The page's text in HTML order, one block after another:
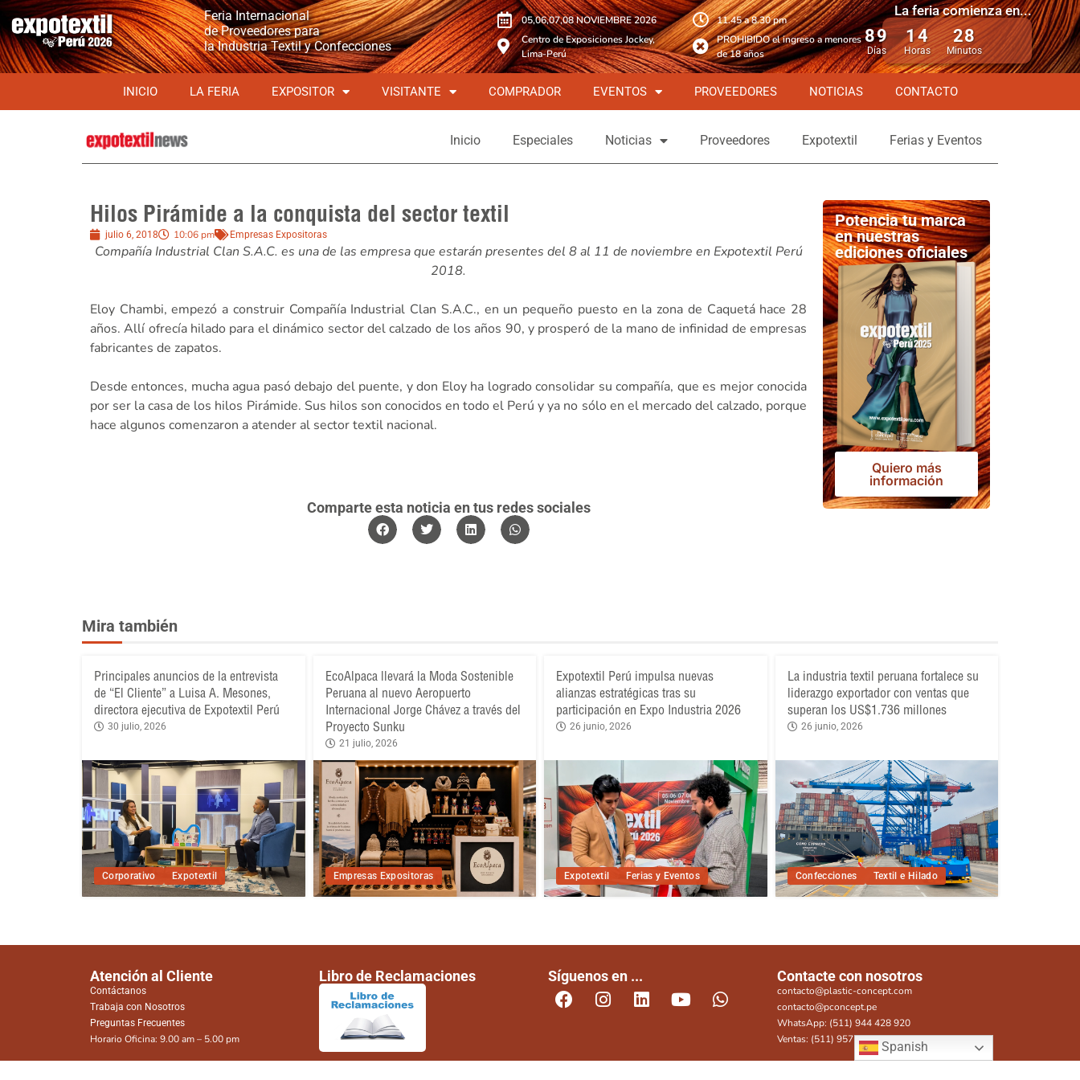
Feria Internacional
de Proveedores para
la Industria Textil y Confecciones
05,06,07,08 NOVIEMBRE 2026
Centro de Exposiciones Jockey,
Lima-Perú
11.45 a 8.30 pm
PROHIBIDO el ingreso a menores
de 18 años
La feria comienza en...
89
Días
14
Horas
28
Minutos
INICIO LA FERIA EXPOSITOR VISITANTE COMPRADOR EVENTOS PROVEEDORES NOTICIAS CONTACTO
Inicio Especiales Noticias Proveedores Expotextil Ferias y Eventos
Hilos Pirámide a la conquista del sector textil
julio 6, 2018 10:06 pm Empresas Expositoras
Compañía Industrial Clan S.A.C. es una de las empresa que estarán presentes del 8 al 11 de noviembre en Expotextil Perú
2018.
Eloy Chambi, empezó a construir Compañía Industrial Clan S.A.C., en un pequeño puesto en la zona de Caquetá hace 28
años. Allí ofrecía hilado para el dinámico sector del calzado de los años 90, y prosperó de la mano de infinidad de empresas
fabricantes de zapatos.
Desde entonces, mucha agua pasó debajo del puente, y don Eloy ha logrado consolidar su compañía, que es mejor conocida
por ser la casa de los hilos Pirámide. Sus hilos son conocidos en todo el Perú y ya no sólo en el mercado del calzado, porque
hace algunos comenzaron a atender al sector textil nacional.
Comparte esta noticia en tus redes sociales
Potencia tu marca
en nuestras
ediciones oficiales
Quiero más
información
Mira también
Corporativo Expotextil
Principales anuncios de la entrevista
de “El Cliente” a Luisa A. Mesones,
directora ejecutiva de Expotextil Perú
30 julio, 2026
Empresas Expositoras
EcoAlpaca llevará la Moda Sostenible
Peruana al nuevo Aeropuerto
Internacional Jorge Chávez a través del
Proyecto Sunku
21 julio, 2026
Expotextil Ferias y Eventos
Expotextil Perú impulsa nuevas
alianzas estratégicas tras su
participación en Expo Industria 2026
26 junio, 2026
Confecciones Textil e Hilado
La industria textil peruana fortalece su
liderazgo exportador con ventas que
superan los US$1.736 millones
26 junio, 2026
Atención al Cliente
Contáctanos
Trabaja con Nosotros
Preguntas Frecuentes
Horario Oficina: 9.00 am – 5.00 pm
Libro de Reclamaciones Síguenos en ... Contacte con nosotros
contacto@plastic-concept.com
contacto@pconcept.pe
WhatsApp: (511) 944 428 920
Ventas: (511) 957 815 282
Spanish